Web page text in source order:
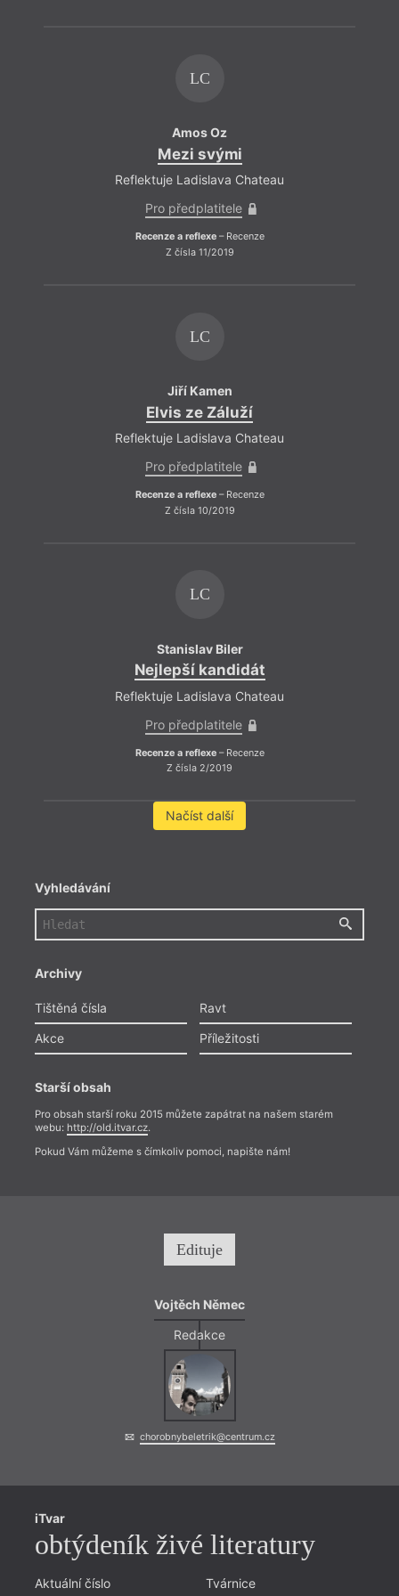
LC
Amos Oz
Mezi svými
Reflektuje Ladislava Chateau
Pro předplatitele
Recenze a reflexe– Recenze
Z čísla 11/2019
LC
Jiří Kamen
Elvis ze Záluží
Reflektuje Ladislava Chateau
Pro předplatitele
Recenze a reflexe– Recenze
Z čísla 10/2019
LC
Stanislav Biler
Nejlepší kandidát
Reflektuje Ladislava Chateau
Pro předplatitele
Recenze a reflexe– Recenze
Z čísla 2/2019
Načíst další
Vyhledávání
Archivy
Tištěná čísla
Ravt
Akce
Příležitosti
Starší obsah
Pro obsah starší roku 2015 můžete zapátrat na našem starém
webu: http://old.itvar.cz.
Pokud Vám můžeme s čímkoliv pomoci, napište nám!
Edituje
Vojtěch Němec
Redakce
chorobnybeletrik@centrum.cz
iTvar
obtýdeník živé literatury
Aktuální číslo
Tvárnice